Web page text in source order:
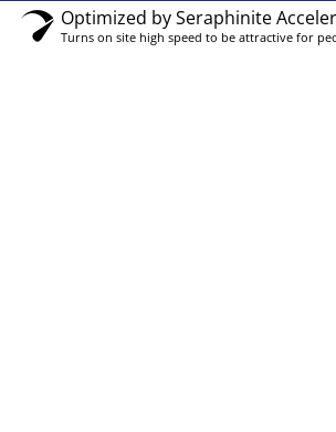
Optimized by Seraphinite
Turns on site high speed to be attractive for